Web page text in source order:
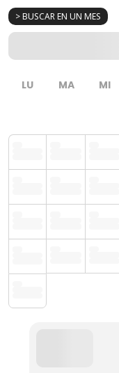
> BUSCAR EN UN MES
LU MA MI